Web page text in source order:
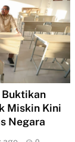
Buktikan
Miskin Kini
Negara